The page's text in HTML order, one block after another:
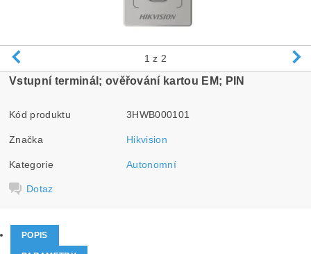
1 z 2
Vstupní terminál; ověřování kartou EM; PIN
Kód produktu 3HWB000101
Značka Hikvision
Kategorie Autonomní
Dotaz
POPIS